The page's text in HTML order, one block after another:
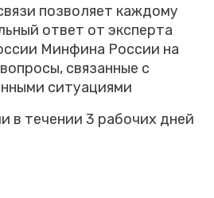
позволяет каждому
ответ от эксперта
Минфина России на
связанные с
ситуациями
в течении 3 рабочих дней